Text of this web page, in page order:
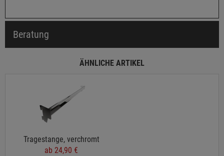
Beratung
ÄHNLICHE ARTIKEL
Tragestange, verchromt
ab 24,90 €